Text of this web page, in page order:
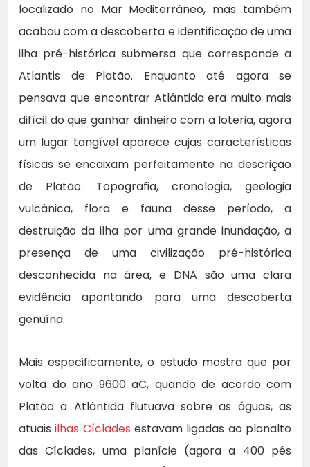
localizado no Mar Mediterrâneo, mas também
acabou com a descoberta e identificação de uma
ilha pré-histórica submersa que corresponde a
Atlantis de Platão. Enquanto até agora se
pensava que encontrar Atlântida era muito mais
difícil do que ganhar dinheiro com a loteria, agora
um lugar tangível aparece cujas características
físicas se encaixam perfeitamente na descrição
de Platão. Topografia, cronologia, geologia
vulcânica, flora e fauna desse período, a
destruição da ilha por uma grande inundação, a
presença de uma civilização pré-histórica
desconhecida na área, e DNA são uma clara
evidência apontando para uma descoberta
genuína.
Mais especificamente, o estudo mostra que por
volta do ano 9600 aC, quando de acordo com
Platão a Atlântida flutuava sobre as águas, as
atuaisilhas Cíclades estavam ligadas ao planalto
das Cíclades, uma planície (agora a 400 pés